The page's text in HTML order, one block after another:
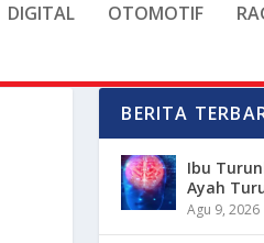
DIGITAL OTOMOTIF
BERITA
Ibu
Ayah
Agu 9, 2026